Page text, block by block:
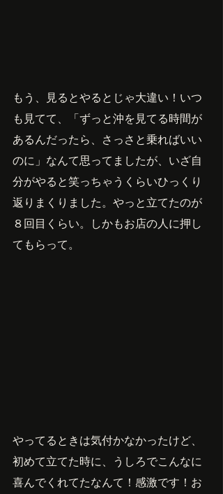
もう、見るとやるとじゃ大違い！いつ
も見てて、「ずっと沖を見てる時間が
あるんだったら、さっさと乗ればいい
のに」なんて思ってましたが、いざ自
分がやると笑っちゃうくらいひっくり
返りまくりました。やっと立てたのが
８回目くらい。しかもお店の人に押し
てもらって。
やってるときは気付かなかったけど、
初めて立てた時に、うしろでこんなに
喜んでくれてたなんて！感激です！お